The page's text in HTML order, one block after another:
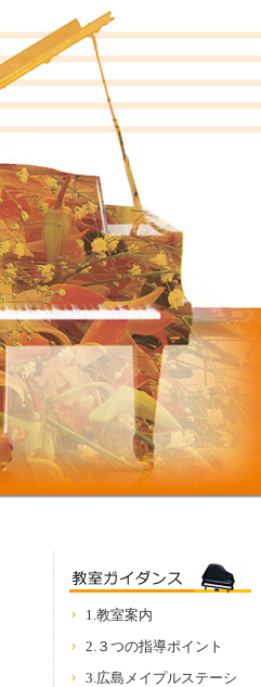
1.教室案内
2.３つの指導ポイント
3.広島メイプルステーシ